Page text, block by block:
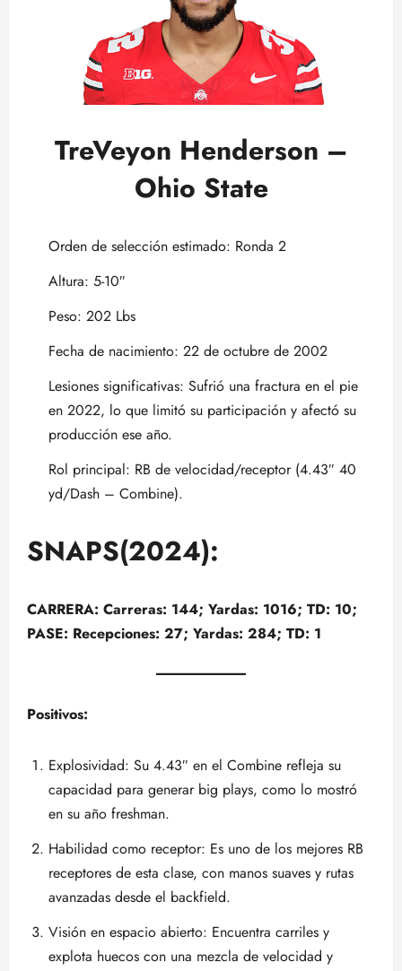
TreVeyon Henderson –
Ohio State
Orden de selección estimado: Ronda 2
Altura: 5-10″
Peso: 202 Lbs
Fecha de nacimiento: 22 de octubre de 2002
Lesiones significativas: Sufrió una fractura en el pie
en 2022, lo que limitó su participación y afectó su
producción ese año.
Rol principal: RB de velocidad/receptor (4.43″ 40
yd/Dash – Combine).
SNAPS(2024):
CARRERA: Carreras: 144; Yardas: 1016; TD: 10;
PASE: Recepciones: 27; Yardas: 284; TD: 1
Positivos:
Explosividad: Su 4.43″ en el Combine refleja su
capacidad para generar big plays, como lo mostró
en su año freshman.
Habilidad como receptor: Es uno de los mejores RB
receptores de esta clase, con manos suaves y rutas
avanzadas desde el backfield.
Visión en espacio abierto: Encuentra carriles y
explota huecos con una mezcla de velocidad y